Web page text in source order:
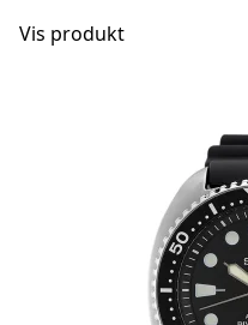
Vis produkt